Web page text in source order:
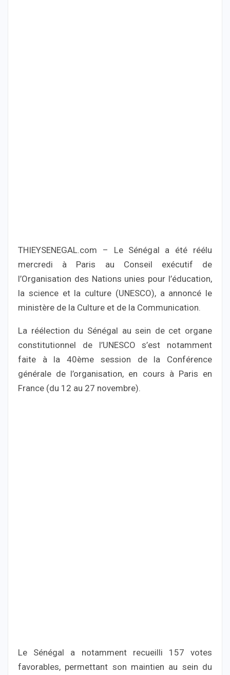
THIEYSENEGAL.com – Le Sénégal a été réélu
mercredi à Paris au Conseil exécutif de
l’Organisation des Nations unies pour l’éducation,
la science et la culture (UNESCO), a annoncé le
ministère de la Culture et de la Communication.
La réélection du Sénégal au sein de cet organe
constitutionnel de l’UNESCO s’est notamment
faite à la 40ème session de la Conférence
générale de l’organisation, en cours à Paris en
France (du 12 au 27 novembre).
Le Sénégal a notamment recueilli 157 votes
favorables, permettant son maintien au sein du